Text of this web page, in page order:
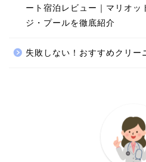
ート宿泊レビュー｜マリオッ
ジ・プールを徹底紹介
失敗しない！おすすめクリー